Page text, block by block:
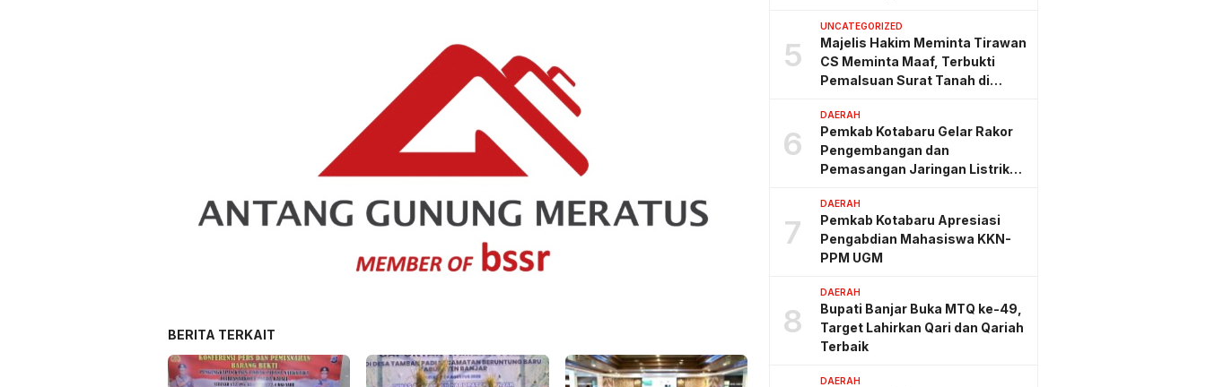
BERITA TERKAIT
5
UNCATEGORIZED
Majelis Hakim Meminta Tirawan
CS Meminta Maaf, Terbukti
Pemalsuan Surat Tanah di
6
DAERAH
Pemkab Kotabaru Gelar Rakor
Pengembangan dan
Pemasangan Jaringan Listrik
7
DAERAH
Pemkab Kotabaru Apresiasi
Pengabdian Mahasiswa KKN-
PPM UGM
8
DAERAH
Bupati Banjar Buka MTQ ke-49,
Target Lahirkan Qari dan Qariah
Terbaik
DAERAH